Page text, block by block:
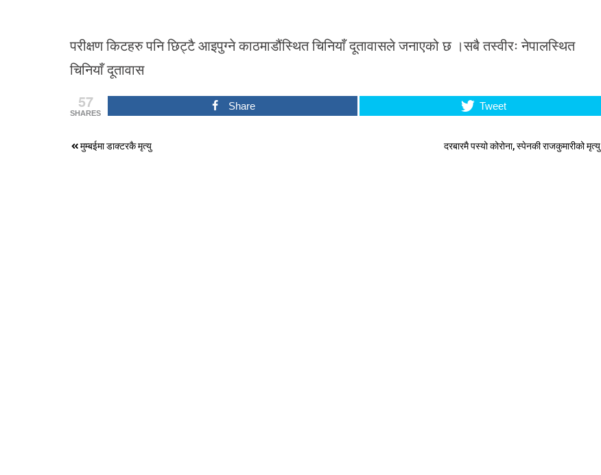
परीक्षण किटहरु पनि छिट्टै आइपुग्ने काठमाडौंस्थित चिनियाँ दूतावासले जनाएको छ ।सबै तस्वीरः नेपालस्थित
चिनियाँ दूतावास
57
SHARES
Share Tweet
Post
मुम्बईमा डाक्टरकै मृत्यु दरबारमै पस्यो कोरोना, स्पेनकी राजकुमारीको मृत्यु